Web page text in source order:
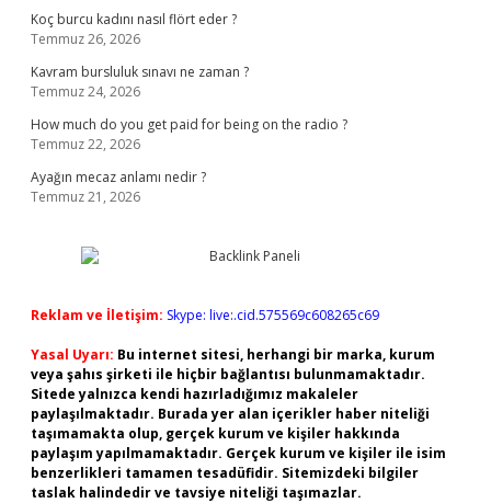
Koç burcu kadını nasıl flört eder ?
Temmuz 26, 2026
Kavram bursluluk sınavı ne zaman ?
Temmuz 24, 2026
How much do you get paid for being on the radio ?
Temmuz 22, 2026
Ayağın mecaz anlamı nedir ?
Temmuz 21, 2026
Reklam ve İletişim: Skype: live:.cid.575569c608265c69
Yasal Uyarı: Bu internet sitesi, herhangi bir marka, kurum
veya şahıs şirketi ile hiçbir bağlantısı bulunmamaktadır.
Sitede yalnızca kendi hazırladığımız makaleler
paylaşılmaktadır. Burada yer alan içerikler haber niteliği
taşımamakta olup, gerçek kurum ve kişiler hakkında
paylaşım yapılmamaktadır. Gerçek kurum ve kişiler ile isim
benzerlikleri tamamen tesadüfidir. Sitemizdeki bilgiler
taslak halindedir ve tavsiye niteliği taşımazlar.